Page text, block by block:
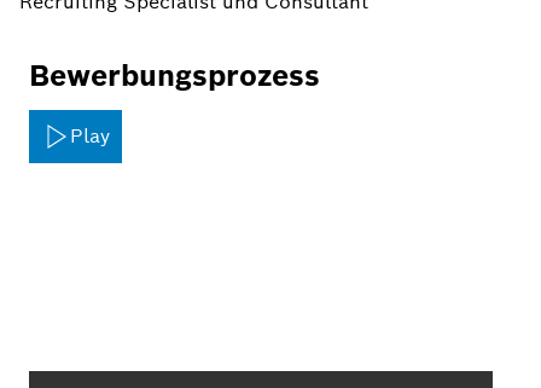
Bewerbungsprozess
Play